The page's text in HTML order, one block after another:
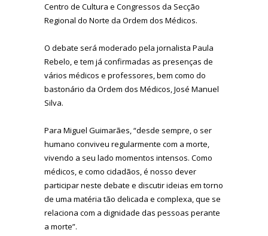
Centro de Cultura e Congressos da Secção
Regional do Norte da Ordem dos Médicos.
O debate será moderado pela jornalista Paula
Rebelo, e tem já confirmadas as presenças de
vários médicos e professores, bem como do
bastonário da Ordem dos Médicos,José Manuel
Silva.
Para Miguel Guimarães, “desde sempre, o ser
humano conviveu regularmente com a morte,
vivendo a seu lado momentos intensos. Como
médicos, e como cidadãos, é nosso dever
participar neste debate e discutir ideias em torno
de uma matéria tão delicada e complexa, que se
relaciona com a dignidade das pessoas perante
a morte”.